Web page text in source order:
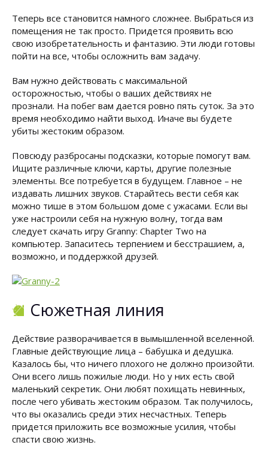
Теперь все становится намного сложнее. Выбраться из
помещения не так просто. Придется проявить всю
свою изобретательность и фантазию. Эти люди готовы
пойти на все, чтобы осложнить вам задачу.
Вам нужно действовать с максимальной
осторожностью, чтобы о ваших действиях не
прознали. На побег вам дается ровно пять суток. За это
время необходимо найти выход. Иначе вы будете
убиты жестоким образом.
Повсюду разбросаны подсказки, которые помогут вам.
Ищите различные ключи, карты, другие полезные
элементы. Все потребуется в будущем. Главное – не
издавать лишних звуков. Старайтесь вести себя как
можно тише в этом большом доме с ужасами. Если вы
уже настроили себя на нужную волну, тогда вам
следует скачать игру Granny: Chapter Two на
компьютер. Запаситесь терпением и бесстрашием, а,
возможно, и поддержкой друзей.
Сюжетная линия
Действие разворачивается в вымышленной вселенной.
Главные действующие лица – бабушка и дедушка.
Казалось бы, что ничего плохого не должно произойти.
Они всего лишь пожилые люди. Но у них есть свой
маленький секретик. Они любят похищать невинных,
после чего убивать жестоким образом. Так получилось,
что вы оказались среди этих несчастных. Теперь
придется приложить все возможные усилия, чтобы
спасти свою жизнь.